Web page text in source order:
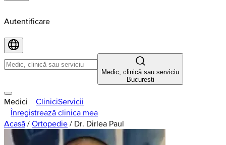
Autentificare
Medic, clinică sau serviciu
Bucuresti
Medici CliniciServicii
Înregistrează clinica mea
Acasă / Ortopedie / Dr. Dirlea Paul